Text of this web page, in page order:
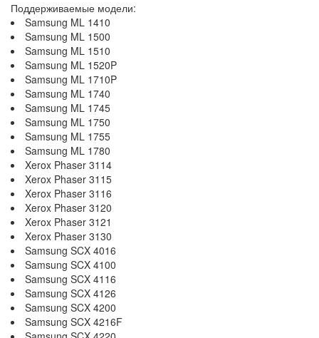
Поддерживаемые модели:
Samsung ML 1410
Samsung ML 1500
Samsung ML 1510
Samsung ML 1520P
Samsung ML 1710P
Samsung ML 1740
Samsung ML 1745
Samsung ML 1750
Samsung ML 1755
Samsung ML 1780
Xerox Phaser 3114
Xerox Phaser 3115
Xerox Phaser 3116
Xerox Phaser 3120
Xerox Phaser 3121
Xerox Phaser 3130
Samsung SCX 4016
Samsung SCX 4100
Samsung SCX 4116
Samsung SCX 4126
Samsung SCX 4200
Samsung SCX 4216F